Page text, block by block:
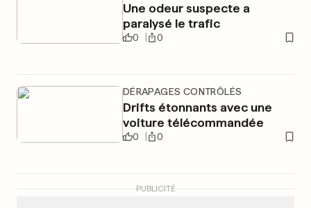
Une odeur suspecte a
paralysé le trafic
0 0
DÉRAPAGES CONTRÔLÉS
Drifts étonnants avec une
voiture télécommandée
0 0
PUBLICITÉ